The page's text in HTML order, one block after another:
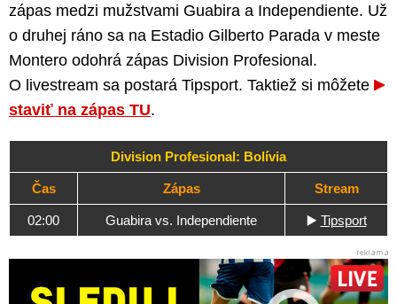
zápas medzi mužstvami Guabira a Independiente. Už
o druhej ráno sa na Estadio Gilberto Parada v meste
Montero odohrá zápas Division Profesional.
O livestream sa postará Tipsport. Taktiež si môžete
staviť na zápas TU.
Division Profesional: Bolívia
Čas Zápas Stream
02:00 Guabira vs. Independiente ▶️ Tipsport